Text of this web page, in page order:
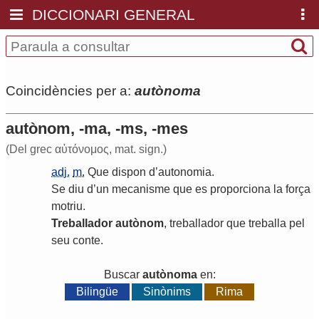
DICCIONARI GENERAL
Coincidències per a: autònoma
autònom, -ma, -ms, -mes
(Del grec αὐτόνομος, mat. sign.)
adj. m. Que dispon d’autonomia.
Se diu d’un mecanisme que es proporciona la força
motriu.
Treballador autònom, treballador que treballa pel
seu conte.
Buscar autònomaen:
Bilingüe
Sinònims Rima